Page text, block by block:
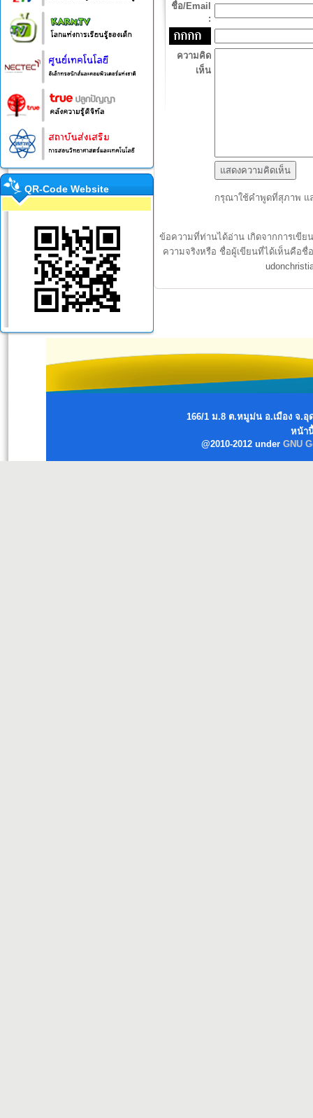
QR-Code Website
ชื่อ/Email
:
ความคิด
เห็น
กรุณาใช้คำพูดที่สุภาพ แ
ข้อความที่ท่านได้อ่าน เกิดจากการเขีย
ความจริงหรือ ชื่อผู้เขียนที่ได้เห็นคือ
166/1 ม.8 ต.หมูม่น อ.เมือง จ.อุ
หน้า
@2010-2012 under GNU